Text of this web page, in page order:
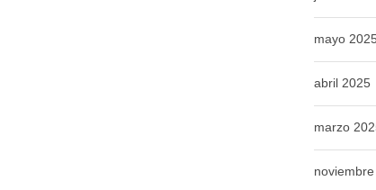
mayo
abril 2025
marzo